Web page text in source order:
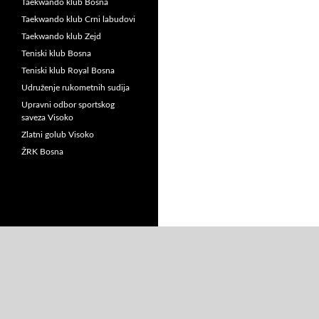
Taekwando klub Bosna
Taekwando klub Crni labudovi
Taekwando klub Zejd
Teniski klub Bosna
Teniski klub Royal Bosna
Udruženje rukometnih sudija
Upravni odbor sportskog
saveza Visoko
Zlatni golub Visoko
ŽRK Bosna